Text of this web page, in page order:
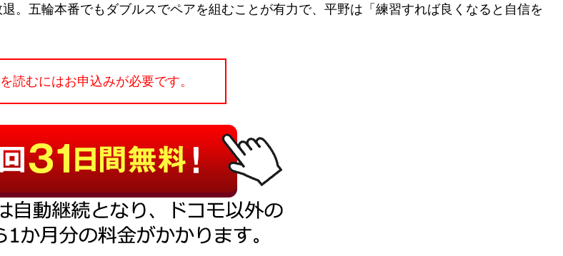
。五輪本番でもダブルスでペアを組むことが有力で、平野は「練習すれば良くなると自信を
読むにはお申込みが必要です。